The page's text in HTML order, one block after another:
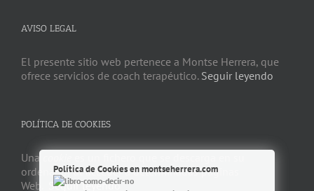
AVISO LEGAL
El presente sitio web pertenece a Montse Herrera, que
ofrece servicios de coach terapéutico. Seguir leyendo
POLÍTICA DE COOKIES
Una
ordenador al acceder a determinadas páginas
Web.
Seguir leyendo
Política de Cookies en montseherrera.com